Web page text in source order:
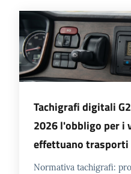
Tachigrafi digitali
2026 l'obbligo per i
effettuano
Normativa tachigrafi: